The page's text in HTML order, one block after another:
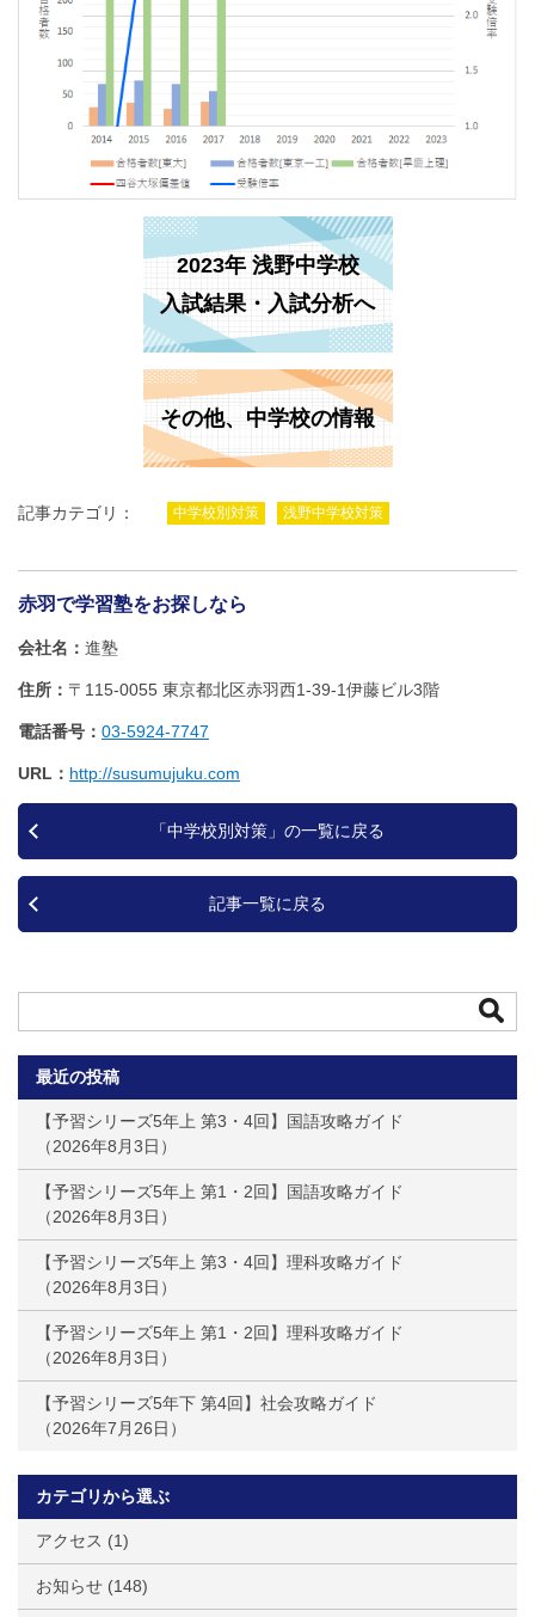
2023年 浅野中学校
入試結果・入試分析へ
その他、中学校の情報
記事カテゴリ： 中学校別対策 浅野中学校対策
赤羽で学習塾をお探しなら
会社名 進塾
住所 〒115-0055 東京都北区赤羽西1‐39‐1伊藤ビル3階
電話番号 03-5924-7747
URL http://susumujuku.com
「中学校別対策」の一覧に戻る
記事一覧に戻る
最近の投稿
【予習シリーズ5年上 第3・4回】国語攻略ガイド
2026年8月3日
【予習シリーズ5年上 第1・2回】国語攻略ガイド
2026年8月3日
【予習シリーズ5年上 第3・4回】理科攻略ガイド
2026年8月3日
【予習シリーズ5年上 第1・2回】理科攻略ガイド
2026年8月3日
【予習シリーズ5年下 第4回】社会攻略ガイド
2026年7月26日
カテゴリから選ぶ
アクセス (1)
お知らせ (148)